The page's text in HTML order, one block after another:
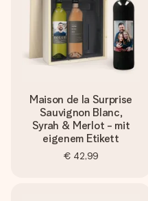
Maison de la Surprise
Sauvignon Blanc,
Syrah & Merlot - mit
eigenem Etikett
€ 42,99